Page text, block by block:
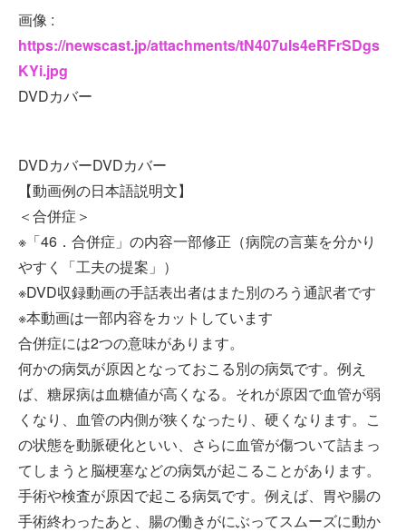
画像 :
https://newscast.jp/attachments/tN407uIs4eRFrSDgs
KYi.jpg
DVDカバー
DVDカバーDVDカバー
【動画例の日本語説明文】
＜合併症＞
※「46．合併症」の内容一部修正（病院の言葉を分かり
やすく「工夫の提案」）
※DVD収録動画の手話表出者はまた別のろう通訳者です
※本動画は一部内容をカットしています
合併症には2つの意味があります。
何かの病気が原因となっておこる別の病気です。例え
ば、糖尿病は血糖値が高くなる。それが原因で血管が弱
くなり、血管の内側が狭くなったり、硬くなります。こ
の状態を動脈硬化といい、さらに血管が傷ついて詰まっ
てしまうと脳梗塞などの病気が起こることがあります。
手術や検査が原因で起こる病気です。例えば、胃や腸の
手術終わったあと、腸の働きがにぶってスムーズに動か